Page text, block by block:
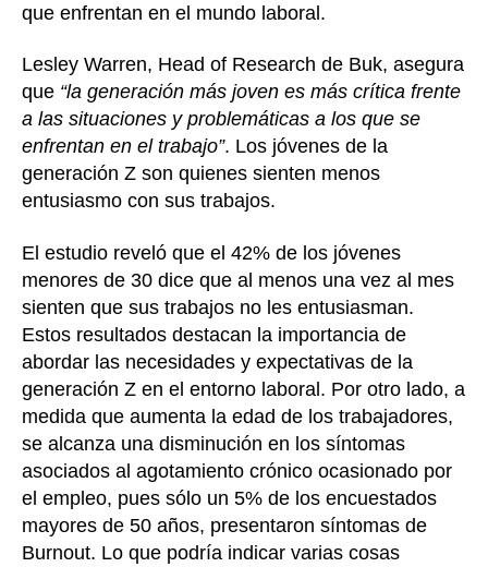
que enfrentan en el mundo laboral.
Lesley Warren, Head of Research de Buk, asegura
que “la generación más joven es más crítica frente
a las situaciones y problemáticas a los que se
enfrentan en el trabajo”. Los jóvenes de la
generación Z son quienes sienten menos
entusiasmo con sus trabajos.
El estudio reveló que el 42% de los jóvenes
menores de 30 dice que al menos una vez al mes
sienten que sus trabajos no les entusiasman.
Estos resultados destacan la importancia de
abordar las necesidades y expectativas de la
generación Z en el entorno laboral. Por otro lado, a
medida que aumenta la edad de los trabajadores,
se alcanza una disminución en los síntomas
asociados al agotamiento crónico ocasionado por
el empleo, pues sólo un 5% de los encuestados
mayores de 50 años, presentaron síntomas de
Burnout. Lo que podría indicar varias cosas